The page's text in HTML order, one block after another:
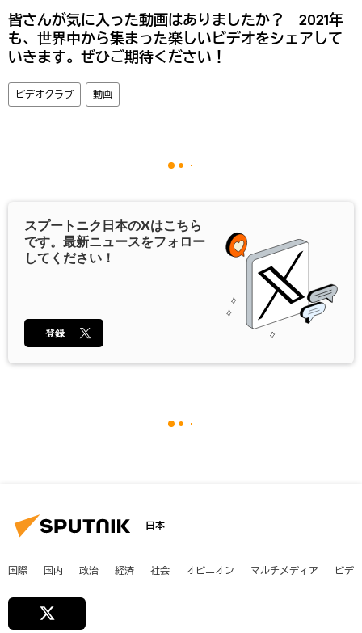
皆さんが気に入った動画はありましたか？ 2021年
も、世界中から集まった楽しいビデオをシェアして
いきます。ぜひご期待ください！
ビデオクラブ 動画
スプートニク日本のXはこちら
です。最新ニュースをフォロー
してください！
登録
日本
国際 国内 政治 経済 社会 オピニオン マルチメディア ビデ